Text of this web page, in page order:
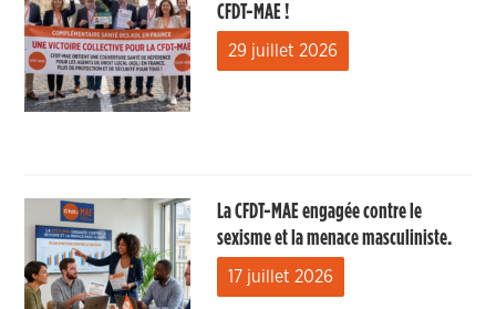
CFDT-MAE !
29 juillet 2026
La CFDT-MAE engagée contre le
sexisme et la menace masculiniste.
17 juillet 2026